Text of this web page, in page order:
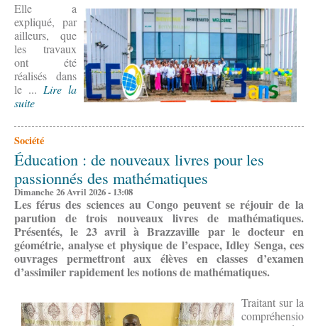
Elle a
expliqué, par
ailleurs, que
les travaux
ont été
réalisés dans
le ... Lire la
suite
Société
Éducation : de nouveaux livres pour les
passionnés des mathématiques
Dimanche 26 Avril 2026 - 13:08
Les férus des sciences au Congo peuvent se réjouir de la
parution de trois nouveaux livres de mathématiques.
Présentés, le 23 avril à Brazzaville par le docteur en
géométrie, analyse et physique de l’espace, Idley Senga, ces
ouvrages permettront aux élèves en classes d’examen
d’assimiler rapidement les notions de mathématiques.
Traitant sur la
compréhensio